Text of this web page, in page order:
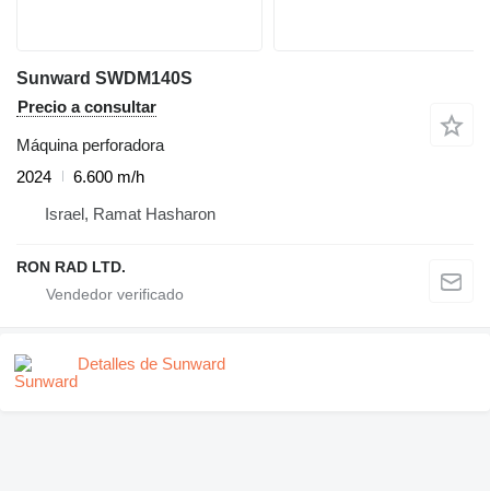
Sunward SWDM140S
Precio a consultar
Máquina perforadora
2024
6.600 m/h
Israel, Ramat Hasharon
RON RAD LTD.
Detalles de Sunward